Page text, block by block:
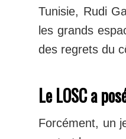
Tunisie, Rudi
les grands
des regrets du
Le LOSC a
Forcément, un